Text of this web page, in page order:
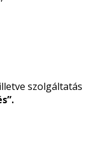
szolgáltatás